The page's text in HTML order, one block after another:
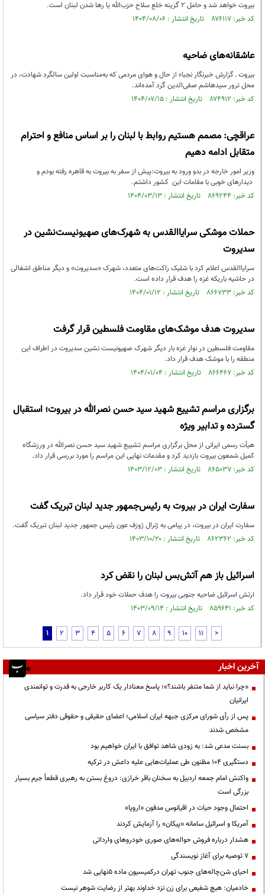
بیروت خواهد شد و حامل ۲ گزینه خلع سلاح حزب‌الله یا رها شدن لبنان است.
کد خبر: ۸۷۶۱۱۷ تاریخ انتشار : ۱۴۰۴/۰۸/۰۶
عاشقانه‌های ضاحیه
بیروت ـ گزارش خبرنگار نجباء از حال و هوای مردمی که به‌مناسبت اولین سالگرد شهادت، در
محل ترور سیدهاشم صفی‌الدین گرد آمده‌اند.
کد خبر: ۸۷۴۹۱۲ تاریخ انتشار : ۱۴۰۴/۰۷/۱۵
عراقچی: مصمم هستیم روابط با لبنان را بر اساس منافع و احترام
متقابل ادامه دهیم
وزیر امور خارجه در بدو ورود به بیروت:پیش از سفر به بیروت به قاهره رفته بودم و
دیدارهای خوبی با مقامات این کشور داشتم.
کد خبر: ۸۶۹۲۴۴ تاریخ انتشار : ۱۴۰۴/۰۳/۱۳
حملات موشکی سرایاالقدس به شهرک‌های صهیونیست‌نشین در
سدیروت
سرایاالقدس اعلام کرد با شلیک راکت‌های متعدد، شهرک «سدیروت» و دیگر مناطق اشغالی
در حاشیه باریکه غزه را هدف قرار داده است.
کد خبر: ۸۶۶۷۳۳ تاریخ انتشار : ۱۴۰۴/۰۱/۱۲
سدیروت هدف موشک‌های مقاومت فلسطین قرار گرفت
مقاومت فلسطین در نوار غزه بار دیگر شهرک صهیونیست نشین سدیروت در اطراف این
منطقه را با موشک هدف قرار داد.
کد خبر: ۸۶۶۴۶۷ تاریخ انتشار : ۱۴۰۴/۰۱/۰۴
برگزاری مراسم تشییع شهید سید حسن نصرالله در بیروت؛ استقبال
گسترده و تدابیر ویژه
هیأت رسمی ایرانی از محل برگزاری مراسم تشییع شهید سید حسن نصرالله در ورزشگاه
کمیل شمعون بیروت بازدید کرد و مقدمات نهایی این مراسم را مورد بررسی قرار داد.
کد خبر: ۸۶۵۰۳۷ تاریخ انتشار : ۱۴۰۳/۱۲/۰۳
سفارت ایران در بیروت به رئیس‌جمهور جدید لبنان تبریک گفت
سفارت ایران در بیروت، در پیامی به ژنرال ژوزف عون رئیس جمهور جدید لبنان تبریک گفت.
کد خبر: ۸۶۲۳۶۲ تاریخ انتشار : ۱۴۰۳/۱۰/۲۰
اسرائیل باز هم آتش‌بس لبنان را نقض کرد
ارتش اسرائیل ضاحیه جنوبی بیروت را هدف حملات خود قرار داد.
کد خبر: ۸۵۹۶۴۱ تاریخ انتشار : ۱۴۰۳/۰۹/۱۴
1 2 3 4 5 6 7 8 9 10 11 >
آخرین اخبار
«چرا نباید از شما متنفر باشند؟»؛ پاسخ معنادار یک کاربر خارجی به قدرت و توانمندی
ایرانیان
پس از رأی شورای مرکزی جبهه ایران اسلامی؛ اعضای حقیقی و حقوقی دفتر سیاسی
مشخص شدند
بسنت مدعی شد: به زودی شاهد توافق با ایران خواهیم بود
دستگیری ۱۰۴ مظنون طی عملیات‌هایی علیه داعش در ترکیه
واکنش امام جمعه اردبیل به سخنان باقر خرازی: دروغ بستن به رهبری قطعاً جرم بسیار
بزرگی است
احتمال وجود حیات در اقیانوس مدفون «اروپا»
آمریکا و اسرائیل سامانه «پیکان» را آزمایش کردند
هشدار درباره فروش حواله‌های صوری خودروهای وارداتی
۷ توصیه برای آغاز نویسندگی
احیای شن‌چاله‌های جنوب تهران درکمیسیون ماده ۵نهایی شد
خادمیان: هیچ شفیعی برای زن نزد خداوند بهتر از رضایت شوهر نیست